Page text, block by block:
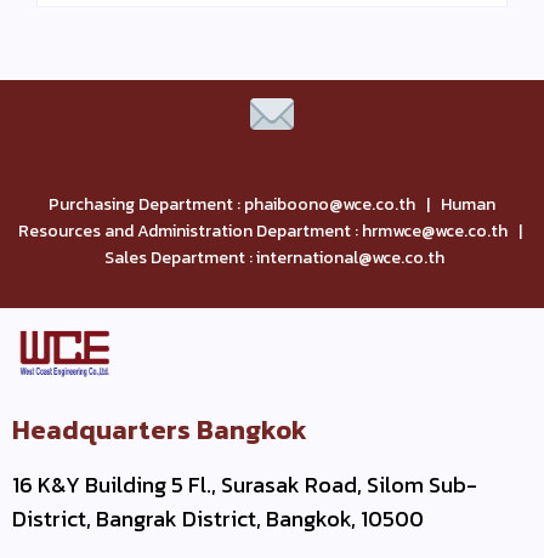
Purchasing Department : phaiboono@wce.co.th | Human
Resources and Administration Department : hrmwce@wce.co.th |
Sales Department : international@wce.co.th
Headquarters Bangkok
16 K&Y Building 5 Fl., Surasak Road, Silom Sub-
District, Bangrak District, Bangkok, 10500